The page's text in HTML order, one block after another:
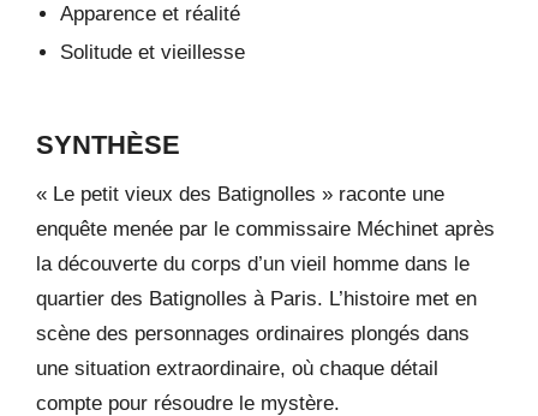
Apparence et réalité
Solitude et vieillesse
SYNTHÈSE
« Le petit vieux des Batignolles » raconte une
enquête menée par le commissaire Méchinet après
la découverte du corps d’un vieil homme dans le
quartier des Batignolles à Paris. L’histoire met en
scène des personnages ordinaires plongés dans
une situation extraordinaire, où chaque détail
compte pour résoudre le mystère.